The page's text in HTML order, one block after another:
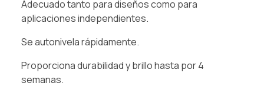
Adecuado tanto para diseños como para
aplicaciones independientes.
Se autonivela rápidamente.
Proporciona durabilidad y brillo hasta por 4
semanas.